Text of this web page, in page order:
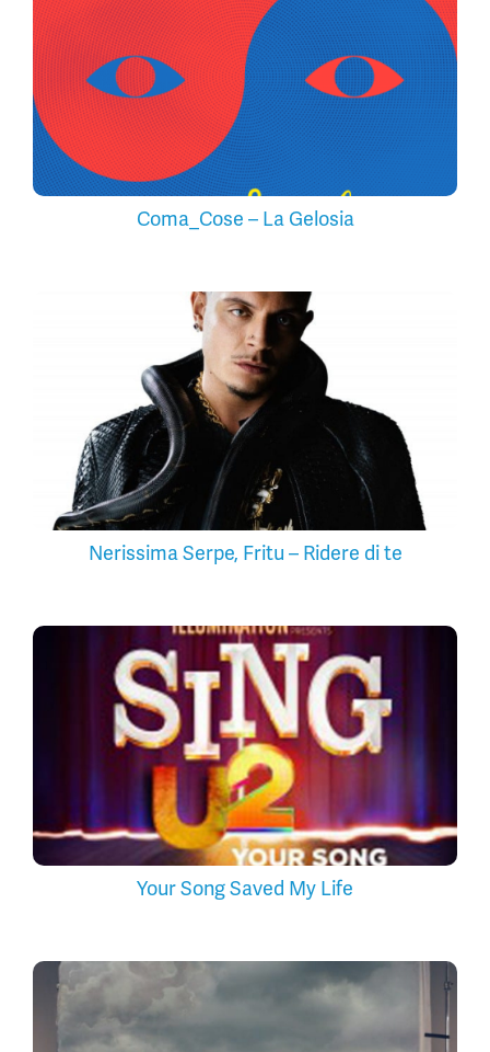
Coma_Cose – La Gelosia
Nerissima Serpe, Fritu – Ridere di te
Your Song Saved My Life